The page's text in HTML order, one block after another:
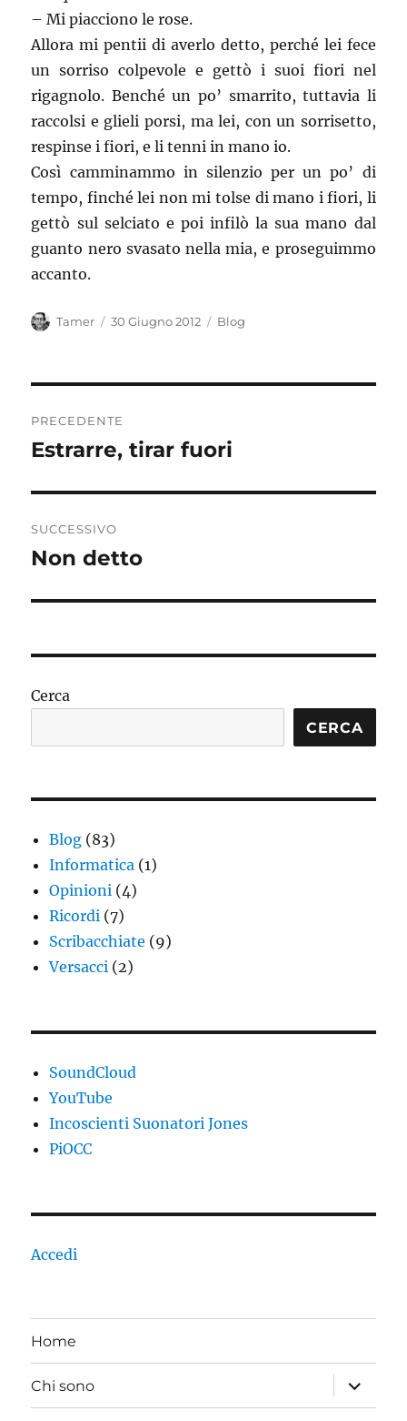
– Mi piacciono le rose.
Allora mi pentii di averlo detto, perché lei fece
un sorriso colpevole e gettò i suoi fiori nel
rigagnolo. Benché un po’ smarrito, tuttavia li
raccolsi e glieli porsi, ma lei, con un sorrisetto,
respinse i fiori, e li tenni in mano io.
Così camminammo in silenzio per un po’ di
tempo, finché lei non mi tolse di mano i fiori, li
gettò sul selciato e poi infilò la sua mano dal
guanto nero svasato nella mia, e proseguimmo
accanto.
Autore
Tamer
Pubblicato
30 Giugno 2012 Categorie
Blog
articoli
PRECEDENTE
Articolo
Estrarre, tirar fuori
SUCCESSIVO
Articolo
Non detto
Cerca
CERCA
Blog (83)
Informatica (1)
Opinioni (4)
Ricordi (7)
Scribacchiate (9)
Versacci (2)
SoundCloud
YouTube
Incoscienti Suonatori Jones
PiOCC
Accedi
Home
Chi sono
apri
i
menu